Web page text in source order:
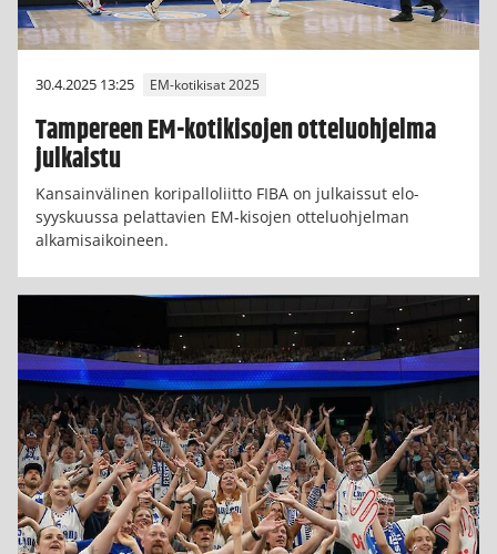
30.4.2025 13:25 EM-kotikisat 2025
Tampereen EM-kotikisojen otteluohjelma
julkaistu
Kansainvälinen koripalloliitto FIBA on julkaissut elo-
syyskuussa pelattavien EM-kisojen otteluohjelman
alkamisaikoineen.